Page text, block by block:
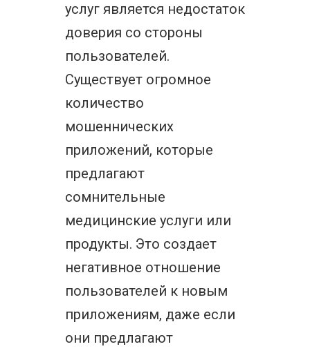
услуг является недостаток
доверия со стороны
пользователей.
Существует огромное
количество
мошеннических
приложений, которые
предлагают
сомнительные
медицинские услуги или
продукты. Это создает
негативное отношение
пользователей к новым
приложениям, даже если
они предлагают